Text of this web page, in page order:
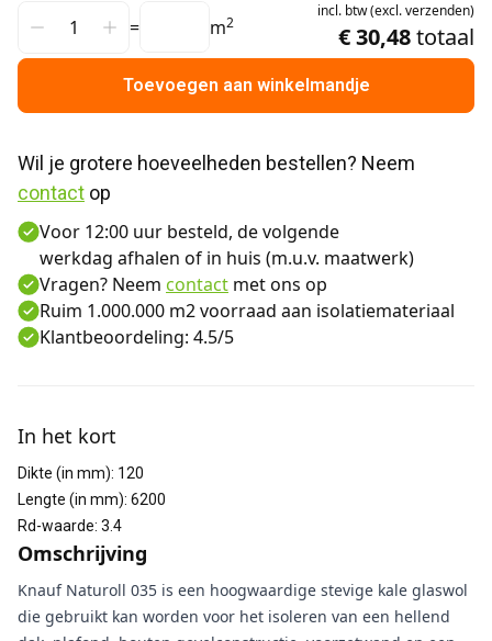
= m2
incl. btw(excl.verzenden)
€ 30,48totaal
Toevoegen aan winkelmandje
contact op
Voor 12:00 uur besteld, de volgende
werkdag afhalen of in huis (m.u.v. maatwerk)
Vragen? Neem contact met ons op
Ruim 1.000.000 m2 voorraad aan isolatiemateriaal
Klantbeoordeling: 4.5/5
In het kort
Dikte (in mm): 120
Lengte (in mm): 6200
Rd-waarde: 3.4
Omschrijving
Knauf Naturoll 035 is een hoogwaardige stevige kale glaswol
die gebruikt kan worden voor het isoleren van een hellend